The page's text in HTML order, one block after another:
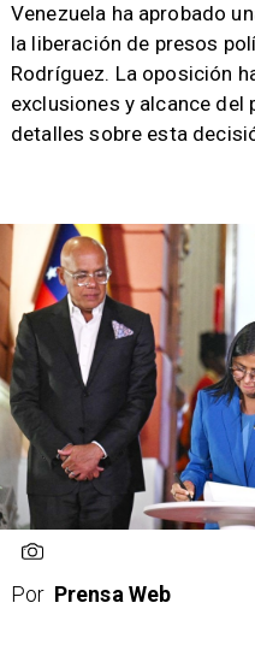
Venezuela ha aprobado
la liberación de presos
Rodríguez. La oposición
exclusiones y alcance del
detalles sobre esta
Por Prensa Web